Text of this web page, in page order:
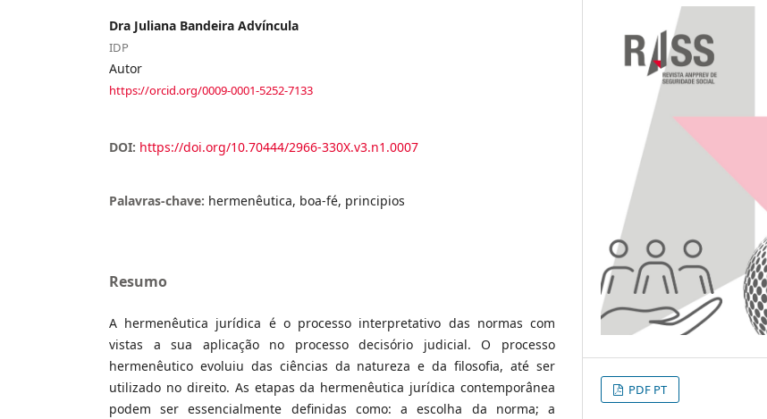
Dra Juliana Bandeira Advíncula
IDP
Autor
https://orcid.org/0009-0001-5252-7133
DOI: https://doi.org/10.70444/2966-330X.v3.n1.0007
Palavras-chave: hermenêutica, boa-fé, principios
Resumo
A hermenêutica jurídica é o processo interpretativo das normas com
vistas a sua aplicação no processo decisório judicial. O processo
hermenêutico evoluiu das ciências da natureza e da filosofia, até ser
utilizado no direito. As etapas da hermenêutica jurídica contemporânea
podem ser essencialmente definidas como: a escolha da norma; a
PDF PT